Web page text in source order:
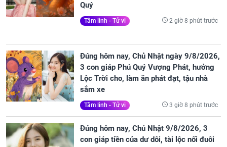
Quý
Tâm linh - Tử vi 2 giờ 8 phút trước
Đúng hôm nay, Chủ Nhật ngày 9/8/2026,
3 con giáp Phú Quý Vượng Phát, hưởng
Lộc Trời cho, làm ăn phát đạt, tậu nhà
sắm xe
Tâm linh - Tử vi 3 giờ 8 phút trước
Đúng hôm nay, Chủ Nhật 9/8/2026, 3
con giáp tiền của dư dôi, tài lộc nối đuôi